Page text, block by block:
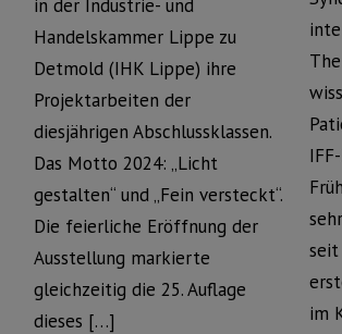
in der Industrie- und
Handelskammer Lippe zu
Detmold (IHK Lippe) ihre
Projektarbeiten der
diesjährigen Abschlussklassen.
Das Motto 2024: „Licht
gestalten“ und „Fein versteckt“.
Die feierliche Eröffnung der
Ausstellung markierte
gleichzeitig die 25. Auflage
dieses […]
im